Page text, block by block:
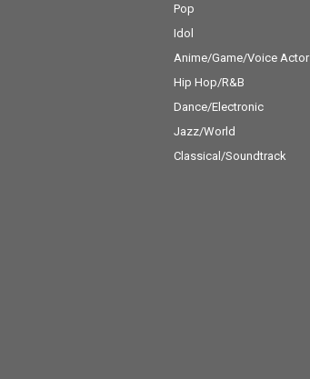
Pop
Idol
Anime/Game/Voice Actor
Hip Hop/R&B
Dance/Electronic
Jazz/World
Classical/Soundtrack